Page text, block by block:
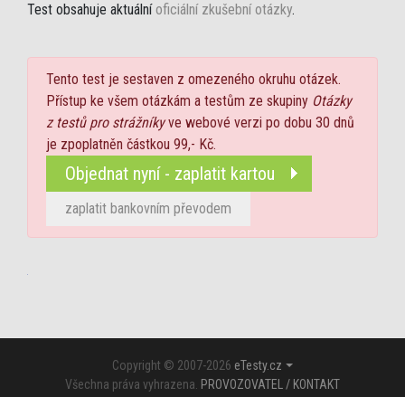
Test obsahuje aktuálníoficiální zkušební otázky.
Tento test je sestaven z omezeného okruhu otázek.
Přístup ke všem otázkám a testům ze skupiny Otázky
z testů pro strážníkyve webové verzi po dobu 30 dnů
je zpoplatněn částkou 99,- Kč.
Objednat nyní - zaplatit kartou
zaplatit bankovním převodem
Copyright © 2007-2026 eTesty.cz
Všechna práva vyhrazena. PROVOZOVATEL / KONTAKT